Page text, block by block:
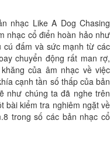
nhạc Like A Dog Chasing
nhạc cổ điển hoàn hảo như
cú đấm và sức mạnh từ các
chuyển động rất man rợ,
của âm nhạc về việc
cạnh tần số thấp của bản
như chúng ta đã nghe trên
bài kiểm tra nghiêm ngặt về
trong số các bản nhạc cổ